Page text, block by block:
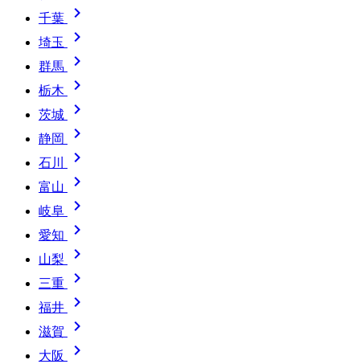
千葉

埼玉 
群馬 
栃木 
茨城 
静岡 
石川 
富山 
岐阜 
愛知 
山梨 
三重 
福井 
滋賀 
大阪 